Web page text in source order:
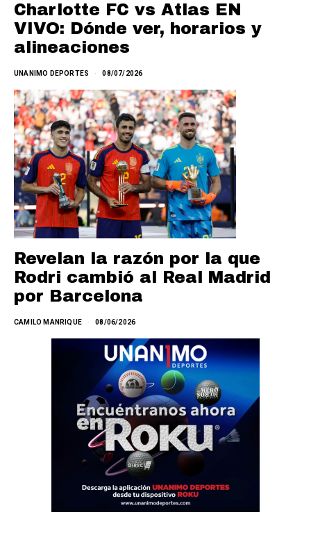
Charlotte FC vs Atlas EN
VIVO: Dónde ver, horarios y
alineaciones
UNANIMO DEPORTES 08/07/2026
Revelan la razón por la que
Rodri cambió al Real Madrid
por Barcelona
CAMILO MANRIQUE 08/06/2026